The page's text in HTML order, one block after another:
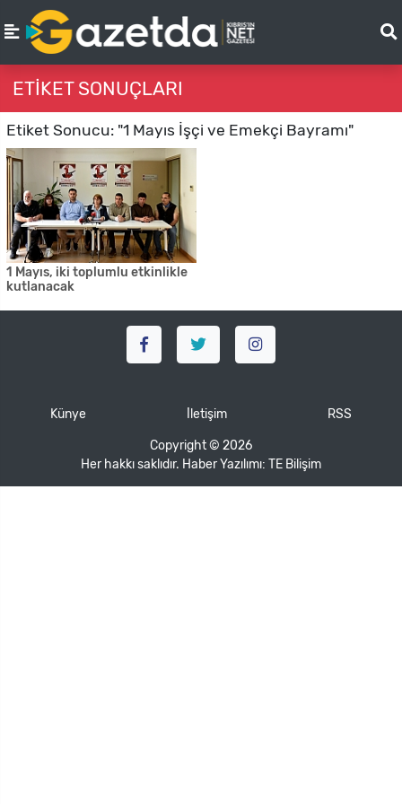
ETIKET SONUÇLARI
Etiket Sonucu: "1 Mayıs İşçi ve Emekçi Bayramı"
1 Mayıs, iki toplumlu etkinlikle
kutlanacak
Künye İletişim RSS
Copyright © 2026
Her hakkı saklıdır. Haber Yazılımı: TE Bilişim